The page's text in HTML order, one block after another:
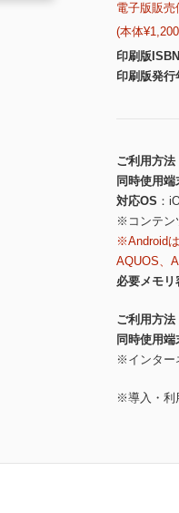
電子版販売
(本体
印刷版ISBN
印刷版発行
ご利用方法
同時使用端
対応OS
※コンテン
※Android
AQUOS、
必要メモリ
ご利用方法
同時使用端
※インター
※導入・利